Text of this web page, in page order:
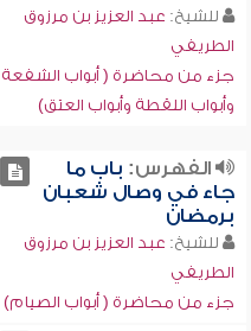
للشيخ: عبد العزيز بن مرزوق
الطريفي
جزء من محاضرة ( أبواب الشفعة
وأبواب اللقطة وأبواب العتق)
الفهرس: باب ما
جاء في وصال شعبان
برمضان
للشيخ: عبد العزيز بن مرزوق
الطريفي
جزء من محاضرة ( أبواب الصيام)